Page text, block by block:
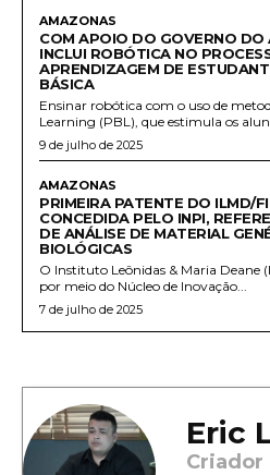
AMAZONAS
COM APOIO DO GOVERNO DO
INCLUI ROBÓTICA NO
APRENDIZAGEM DE
BÁSICA
Ensinar robótica com o uso de
Learning (PBL), que estimula os
9 de julho de 2025
AMAZONAS
PRIMEIRA PATENTE DO ILMD/
CONCEDIDA PELO INPI,
DE ANÁLISE DE MATERIAL
BIOLÓGICAS
O Instituto Leônidas & Maria Deane
por meio do Núcleo de Inovação...
7 de julho de 2025
Eric
Criador